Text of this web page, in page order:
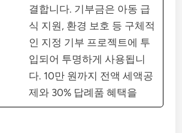
결합니다. 기부금은 아동 급
식 지원, 환경 보호 등 구체적
인 지정 기부 프로젝트에 투
입되어 투명하게 사용됩니
다. 10만 원까지 전액 세액공
제와 30% 답례품 혜택을